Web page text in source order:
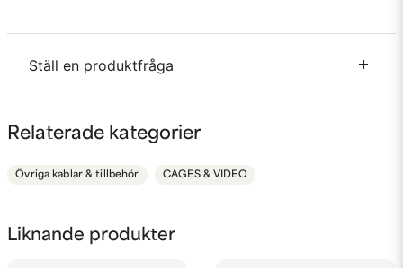
Liknande produkter
Ställ en produktfråga
Fråga oss något om denna produkten...
Relaterade kategorier
Övriga kablar & tillbehör CAGES & VIDEO